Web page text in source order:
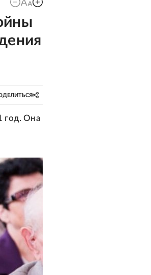
год. Она